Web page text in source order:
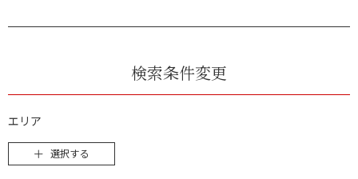
検索条件変更
エリア
選択する